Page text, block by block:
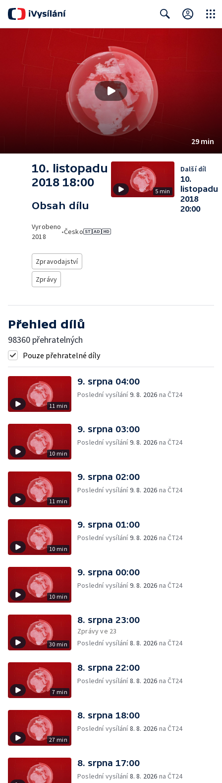
29 min
10. listopadu
2018 18:00
Obsah dílu
Vyrobeno
2018
•Česko
Zpravodajství
Zprávy
5 min
Další díl
10.
listopadu
2018
20:00
Přehled dílů
98360 přehratelných
Pouze přehratelné díly
11 min
9. srpna 04:00
Poslední vysílání9. 8. 2026 na ČT24
10 min
9. srpna 03:00
Poslední vysílání9. 8. 2026 na ČT24
11 min
9. srpna 02:00
Poslední vysílání9. 8. 2026 na ČT24
10 min
9. srpna 01:00
Poslední vysílání9. 8. 2026 na ČT24
10 min
9. srpna 00:00
Poslední vysílání9. 8. 2026 na ČT24
30 min
8. srpna 23:00
Zprávy ve 23
Poslední vysílání8. 8. 2026 na ČT24
7 min
8. srpna 22:00
Poslední vysílání8. 8. 2026 na ČT24
27 min
8. srpna 18:00
Poslední vysílání8. 8. 2026 na ČT24
8. srpna 17:00
Poslední vysílání8. 8. 2026 na ČT24